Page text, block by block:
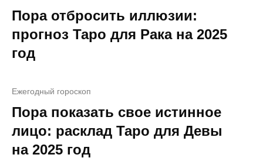
Пора отбросить иллюзии:
прогноз Таро для Рака на 2025
год
Ежегодный гороскоп
Пора показать свое истинное
лицо: расклад Таро для Девы
на 2025 год